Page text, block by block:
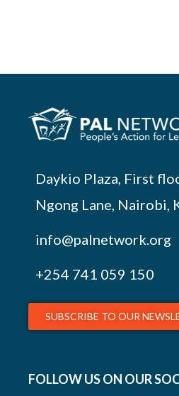
Daykio Plaza, First
Ngong Lane, Nairobi,
info@palnetwork.org
+254 741 059 150
SUBSCRIBE TO OUR
FOLLOW US ON OUR